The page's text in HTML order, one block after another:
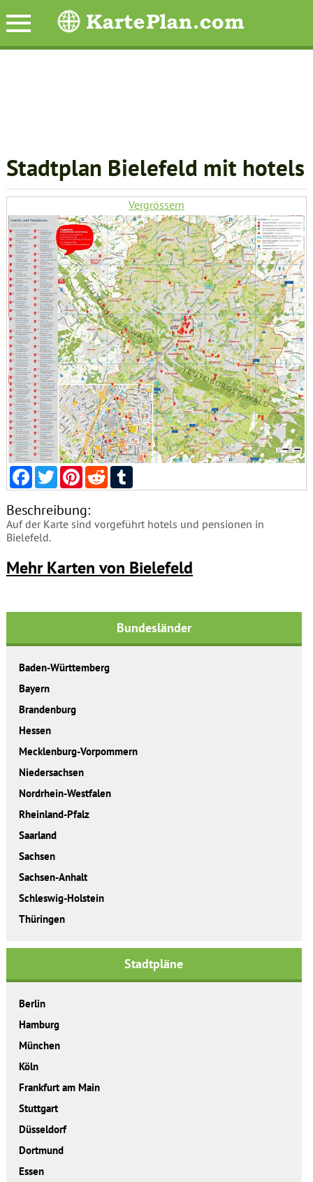
Stadtplan Bielefeld mit hotels
Vergrössern
Facebook
TwitterPinterest
RedditTumblr
Beschreibung:
Auf der Karte sind vorgeführt hotels und pensionen in
Bielefeld.
Mehr Karten von Bielefeld
Bundesländer
Baden-Württemberg
Bayern
Brandenburg
Hessen
Mecklenburg-Vorpommern
Niedersachsen
Nordrhein-Westfalen
Rheinland-Pfalz
Saarland
Sachsen
Sachsen-Anhalt
Schleswig-Holstein
Thüringen
Stadtpläne
Berlin
Hamburg
München
Köln
Frankfurt am Main
Stuttgart
Düsseldorf
Dortmund
Essen